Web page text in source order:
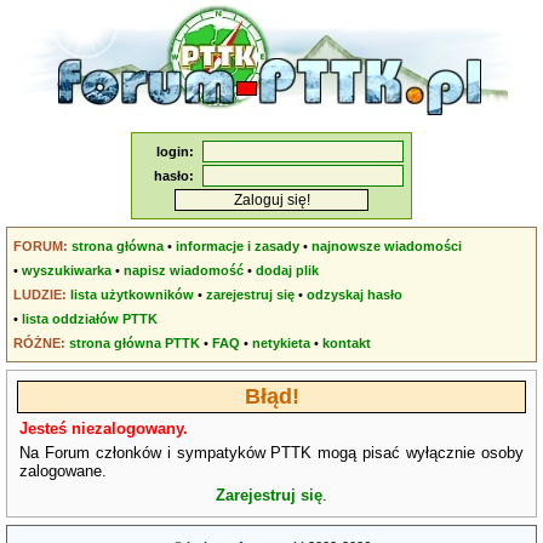
login:
hasło:
FORUM: strona główna •informacje i zasady •najnowsze wiadomości
•wyszukiwarka •napisz wiadomość •dodaj plik
LUDZIE: lista użytkowników •zarejestruj się •odzyskaj hasło
•lista oddziałów PTTK
RÓŻNE: strona główna PTTK •FAQ •netykieta •kontakt
Błąd!
Jesteś niezalogowany.
Na Forum członków i sympatyków PTTK mogą pisać wyłącznie osoby
zalogowane.
Zarejestruj się.